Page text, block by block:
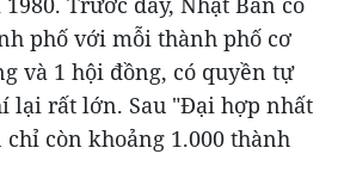
phố với mỗi thành phố cơ
và 1 hội đồng, có quyền tự
lại rất lớn. Sau "Đại hợp nhất
còn khoảng 1.000 thành